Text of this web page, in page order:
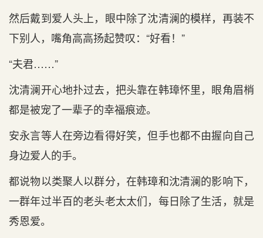
然后戴到爱人头上，眼中除了沈清澜的模样，再装不
下别人，嘴角高高扬起赞叹：“好看！”
“夫君……”
沈清澜开心地扑过去，把头靠在韩璋怀里，眼角眉梢
都是被宠了一辈子的幸福痕迹。
安永言等人在旁边看得好笑，但手也都不由握向自己
身边爱人的手。
都说物以类聚人以群分，在韩璋和沈清澜的影响下，
一群年过半百的老头老太太们，每日除了生活，就是
秀恩爱。